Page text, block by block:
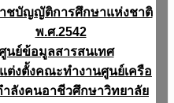
ชบัญญัติการศึกษาแห่งชาติ
พ.ศ.2542
นย์ข้อมูลสารสนเทศ
ต่งตั้งคณะทำงานศูนย์เครือ
ำลังคนอาชีวศึกษาวิทยาลัย